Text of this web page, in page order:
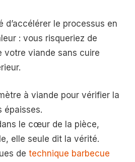
d’accélérer le processus en
: vous risqueriez de
votre viande sans cuire
à viande pour vérifier la
épaisses.
le cœur de la pièce,
elle seule dit la vérité.
de technique barbecue